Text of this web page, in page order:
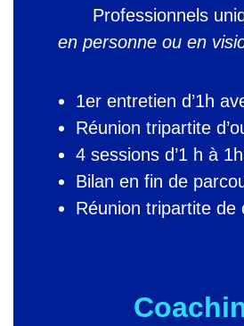
Professionnels
en personne ou en
1er entretien d’1h
Réunion tripartite
4 sessions d’1 h à
Bilan en fin de
Réunion tripartite de